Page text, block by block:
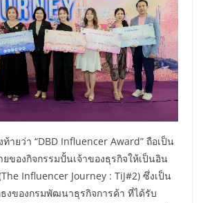
ายว่า “DBD Influencer Award” ถือเป็น
ของกิจกรรมปั้นเจ้าของธุรกิจให้เป็นอิน
Influencer Journey : TiJ#2) ซึ่งเป็น
ธงของกรมพัฒนาธุรกิจการค้า ที่ได้รับ